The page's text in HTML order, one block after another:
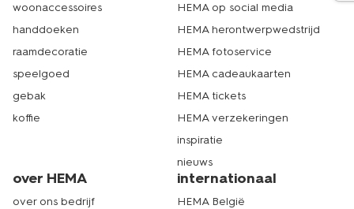
woonaccessoires
handdoeken
raamdecoratie
speelgoed
gebak
koffie
HEMA op social media
HEMA herontwerpwedstrijd
HEMA fotoservice
HEMA cadeaukaarten
HEMA tickets
HEMA verzekeringen
inspiratie
nieuws
over HEMA
over ons bedrijf
internationaal
HEMA België